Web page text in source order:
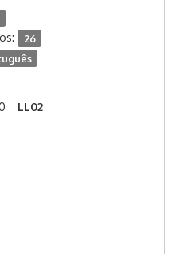
26
LL02